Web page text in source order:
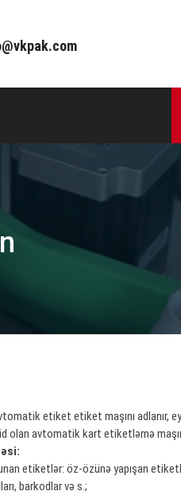
etiket etiket maşını adlanır,
olan avtomatik kart etiketləmə
etiketlər: öz-özünə yapışan
barkodlar və s.;